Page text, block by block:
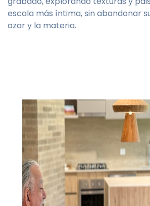
escala más íntima, sin abandonar
azar y la materia.